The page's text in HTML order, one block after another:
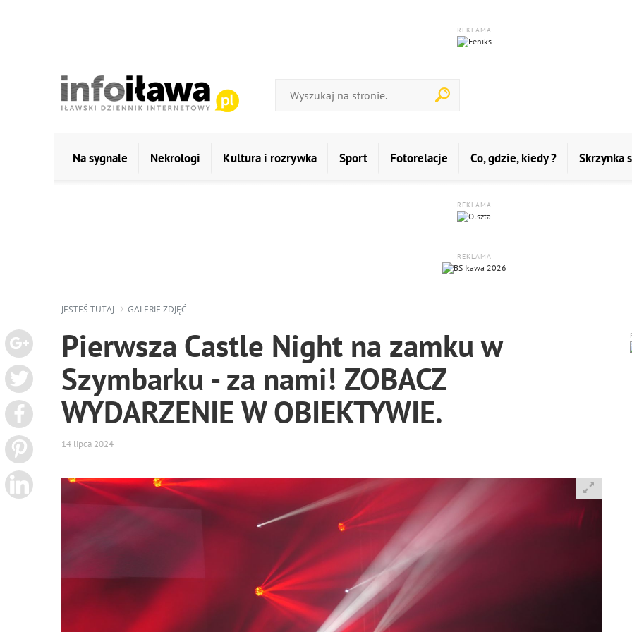
REKLAMA
Na sygnale Nekrologi Kultura i rozrywka Sport Fotorelacje Co, gdzie, kiedy ? Skrzynka
REKLAMA
REKLAMA
JESTEŚ TUTAJ GALERIE ZDJĘĆ
Pierwsza Castle Night na zamku w
Szymbarku - za nami! ZOBACZ
WYDARZENIE W OBIEKTYWIE.
14 lipca 2024